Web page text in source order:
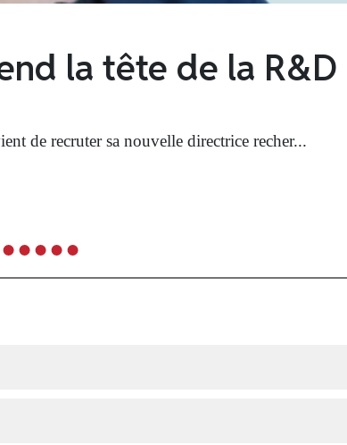
dans son centre de
de la valorisation des déchets, annonce inv...